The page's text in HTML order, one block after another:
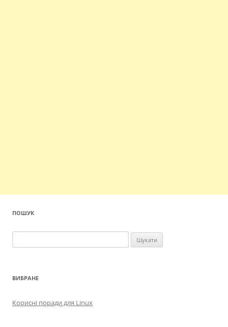
ПОШУК
ВИБРАНЕ
Корисні поради для Linux